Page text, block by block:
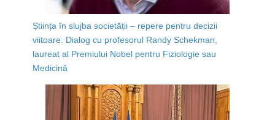
Știința în slujba societății – repere pentru decizii
viitoare. Dialog cu profesorul Randy Schekman,
laureat al Premiului Nobel pentru Fiziologie sau
Medicină